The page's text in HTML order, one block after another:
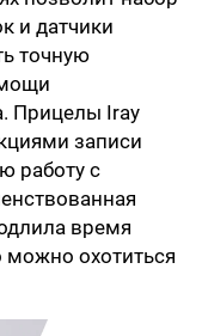
и датчики
точную
Прицелы Iray
записи
работу с
время
охотиться